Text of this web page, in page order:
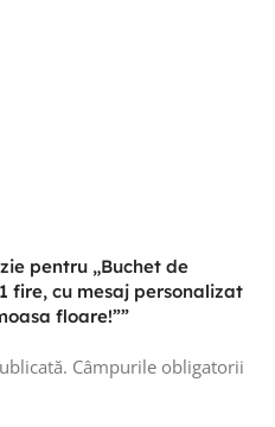
pentru „Buchet de
fire, cu mesaj personalizat
floare!””
Câmpurile obligatorii